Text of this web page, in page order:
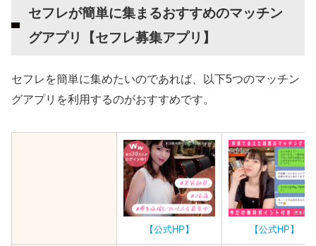
セフレが簡単に集まるおすすめのマッチン
グアプリ【セフレ募集アプリ】
セフレを簡単に集めたいのであれば、以下5つのマッチン
グアプリを利用するのがおすすめです。
【公式HP】 【公式HP】